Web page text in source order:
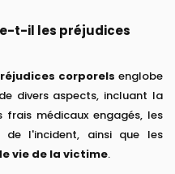
t-il les préjudices
corporels englobe
divers aspects, incluant la
frais médicaux engagés, les
de l'incident, ainsi que les
vie de la victime.